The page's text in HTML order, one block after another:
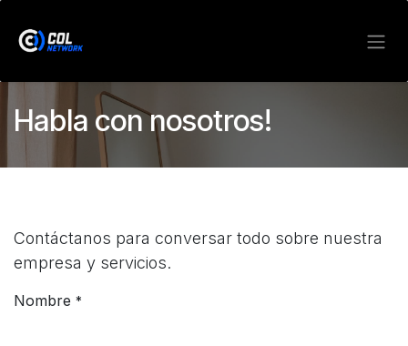
Habla con nosotros!
Contáctanos para conversar todo sobre nuestra
empresa y servicios.
Nombre *